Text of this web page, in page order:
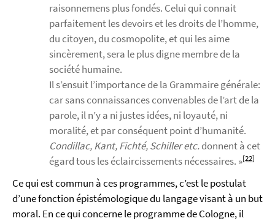
raisonnemens plus fondés. Celui qui connait
parfaitement les devoirs et les droits de l’homme,
du citoyen, du cosmopolite, et qui les aime
sincèrement, sera le plus digne membre de la
société humaine.
Il s’ensuit l’importance de la Grammaire générale:
car sans connaissances convenables de l’art de la
parole, il n’y a ni justes idées, ni loyauté, ni
moralité, et par conséquent point d’humanité.
Condillac, Kant, Fichté, Schiller etc.donnent à cet
égard tous les éclaircissements nécessaires. »[22]
Ce qui est commun à ces programmes, c’est le postulat
d’une fonction épistémologique du langage visant à un but
moral. En ce qui concerne le programme de Cologne, il